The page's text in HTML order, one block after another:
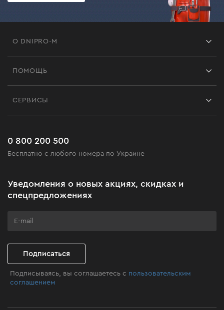
О DNIPRO-M
Черная пятница
Клуб мастерства
ПОМОЩЬ
Часто задаваемые вопросы
СЕРВИСЫ
0 800 200 500
Бесплатно с любого номера по Украине
Уведомления о новых акциях, скидках и
спецпредложениях
Подписаться
Подписываясь, вы соглашаетесь с пользовательским
соглашением